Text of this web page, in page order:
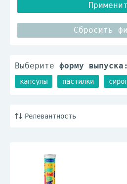
Сбросить
Выберите форму выпуска:
капсулы пастилки
Релевантность